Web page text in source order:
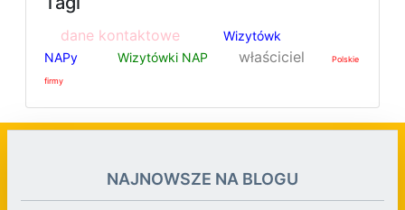
dane kontaktowe
Wizytówk
NAPy
Wizytówki NAP właściciel Polskie
firmy
NAJNOWSZE NA BLOGU